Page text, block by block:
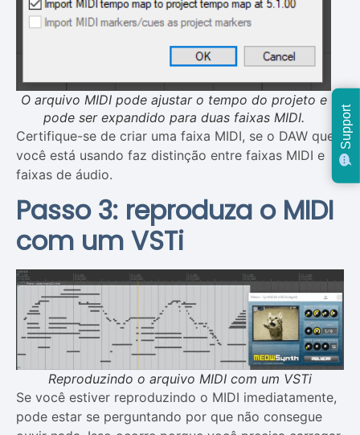
O arquivo MIDI pode ajustar o tempo do projeto e
pode ser expandido para duas faixas MIDI.
Certifique-se de criar uma faixa MIDI, se o DAW que
você está usando faz distinção entre faixas MIDI e
faixas de áudio.
Passo 3: reproduza o MIDI
com um VSTi
Reproduzindo o arquivo MIDI com um VSTi
Se você estiver reproduzindo o MIDI imediatamente,
pode estar se perguntando por que não consegue
Support